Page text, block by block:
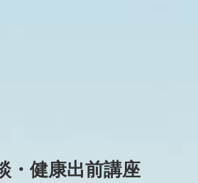
・健康出前講座